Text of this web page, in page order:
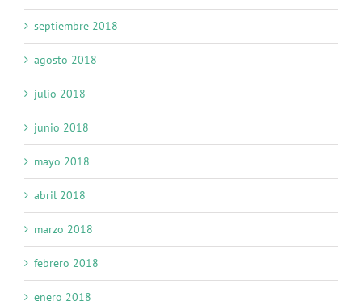
septiembre 2018
agosto 2018
julio 2018
junio 2018
mayo 2018
abril 2018
marzo 2018
febrero 2018
enero 2018